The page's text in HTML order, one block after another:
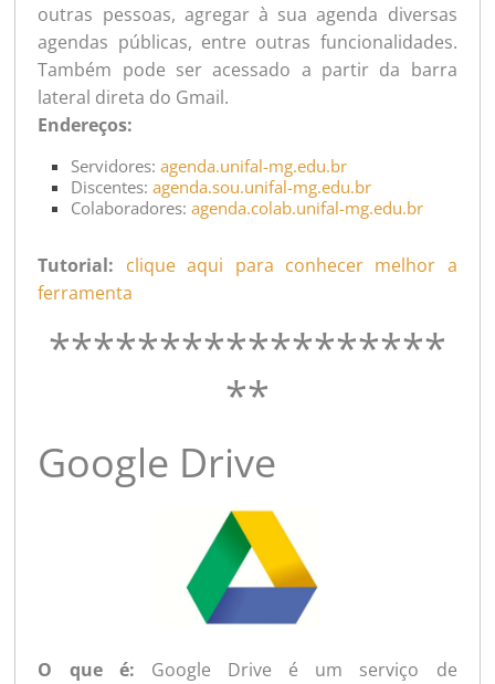
outras pessoas, agregar à sua agenda diversas
agendas públicas, entre outras funcionalidades.
Também pode ser acessado a partir da barra
lateral direta do Gmail.
Endereços:
Servidores:agenda.unifal-mg.edu.br
Discentes:agenda.sou.unifal-mg.edu.br
Colaboradores:agenda.colab.unifal-mg.edu.br
Tutorial: clique aqui para conhecer melhor a
ferramenta
******************
**
Google Drive
O que é: Google Drive é um serviço de